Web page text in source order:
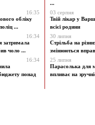
16:35
обліку
...
16:34
затримала
чоло ...
16:34
понад
...
03 серпня
Твій лікар у
всієї родини
30 липня
Стрільба на
змінюються
25 липня
Парасолька для
впливає на